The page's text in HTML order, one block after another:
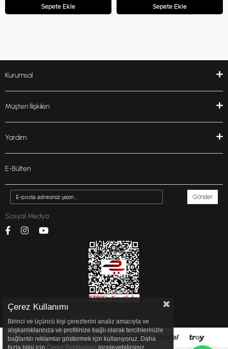
Sepete Ekle Sepete Ekle
Kurumsal
Müşteri İlişkileri
Yardım
E-Bülten
Gönder
Sosyal Medya
Çerez Kullanımı
Birinci ve üçüncü kişi çerezlerini analiz amacıyla ve
alışkanlıklarınıza ve profilinize bağlı olarak tercihlerinizle
bağlantılı reklamlar göstermek için kullanıyoruz. Daha
fazla bilgi için Çerez Politikamızı inceleyebilirsiniz.